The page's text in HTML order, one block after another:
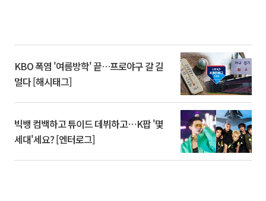
KBO 폭염 '여름방학' 끝…프로야구 갈 길
멀다 [해시태그]
빅뱅 컴백하고 튜이드 데뷔하고⋯K팝 '몇
세대'세요? [엔터로그]